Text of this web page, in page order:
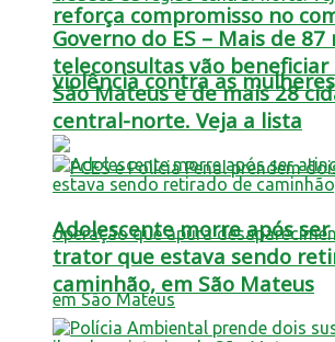
reforça compromisso no
violência contra as mulheres
Governo do ES – Mais de 87
teleconsultas vão
São Mateus e de mais 28
central-norte. Veja a lista
Adolescente morre após
trator que estava sendo
caminhão, em São Mateus